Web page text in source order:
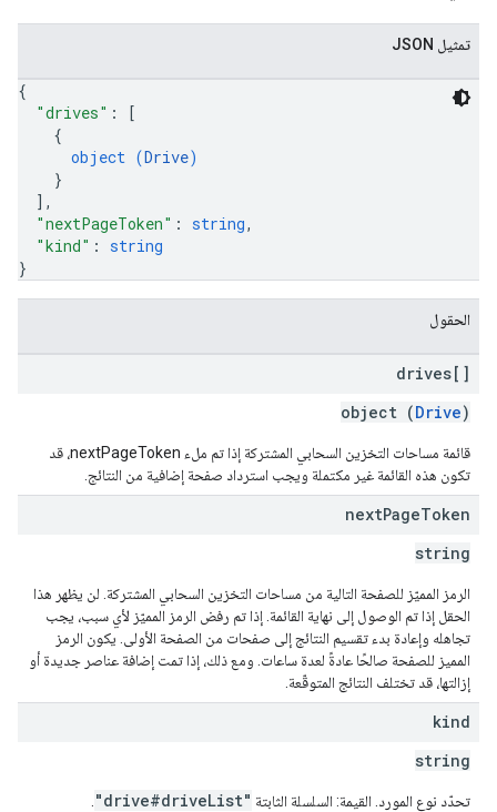
تمثيل JSON
{
"drives" :
[
{
object (Drive)
}
] ,
"nextPageToken" : string,
"kind" : string
}
الحقول
drives[]
object (Drive)
قائمة مساحات التخزين السحابي المشتركة إذا تم ملء nextPageToken، قد
تكون هذه القائمة غير مكتملة ويجب استرداد صفحة إضافية من النتائج.
nextPageToken
string
الرمز المميّز للصفحة التالية من مساحات التخزين السحابي المشتركة. لن يظهر هذا
الحقل إذا تم الوصول إلى نهاية القائمة. إذا تم رفض الرمز المميّز لأي سبب، يجب
تجاهله وإعادة بدء تقسيم النتائج إلى صفحات من الصفحة الأولى. يكون الرمز
المميز للصفحة صالحًا عادةً لعدة ساعات. ومع ذلك، إذا تمت إضافة عناصر جديدة أو
إزالتها، قد تختلف النتائج المتوقّعة.
kind
string
تحدّد نوع المورد. القيمة: السلسلة الثابتة "drive#driveList"